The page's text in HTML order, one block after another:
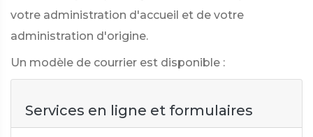
votre administration d'accueil et de votre
administration d'origine.
Un modèle de courrier est disponible :
Services en ligne et formulaires